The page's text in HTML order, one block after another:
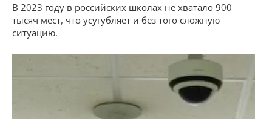
В 2023 году в российских школах не хватало 900
тысяч мест, что усугубляет и без того сложную
ситуацию.